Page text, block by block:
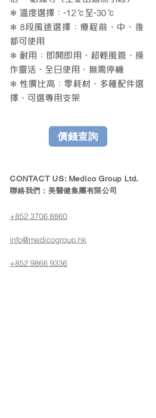
❄ 溫度選擇：-12℃至-30℃
❄ 8段風速選擇：療程前、中、後
都可使用
​❄ 耐用：即開即用、超輕風管、操
作靈活、全日使用，無需停機
❄ 性價比高：零耗材、多種配件選
擇、可選專用支架
價錢查詢
CONTACT US: Medico Group Ltd.
​聯絡我們：美醫健集團有限公司
+852 3706 8860
info@medicogroup.hk
+852 9866 9336